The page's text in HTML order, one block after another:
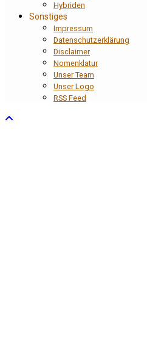
Hybriden
Sonstiges
Impressum
Datenschutzerklärung
Disclaimer
Nomenklatur
Unser Team
Unser Logo
RSS Feed